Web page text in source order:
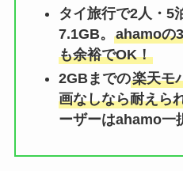
タイ旅行で2人・5
7.1GB。 ahamoの
も余裕でOK！
2GBまでの楽天モ
画なしなら耐えら
ーザーはahamo一